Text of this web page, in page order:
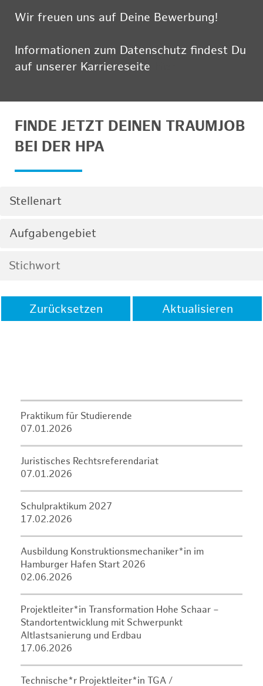
Wir freuen uns auf Deine Bewerbung!
Informationen zum Datenschutz findest Du
auf unserer Karriereseite
FINDE JETZT DEINEN TRAUMJOB
BEI DER HPA
Stellenart
Aufgabengebiet
Zurücksetzen Aktualisieren
Praktikum für Studierende
07.01.2026
Juristisches Rechtsreferendariat
07.01.2026
Schulpraktikum 2027
17.02.2026
Ausbildung Konstruktionsmechaniker*in im
Hamburger Hafen Start 2026
02.06.2026
Projektleiter*in Transformation Hohe Schaar –
Standortentwicklung mit Schwerpunkt
Altlastsanierung und Erdbau
17.06.2026
Technische*r Projektleiter*in TGA /